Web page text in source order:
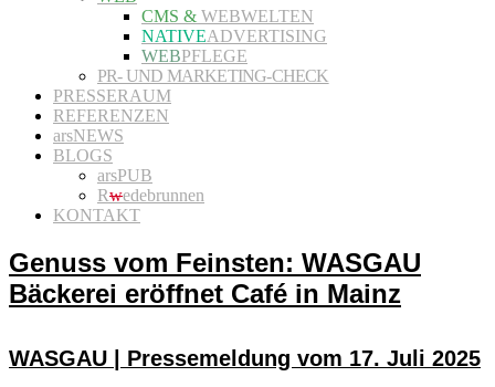
CMS & WEBWELTEN
NATIVEADVERTISING
WEBPFLEGE
PR- UND MARKETING-CHECK
PRESSERAUM
REFERENZEN
arsNEWS
BLOGS
arsPUB
Rwedebrunnen
KONTAKT
Genuss vom Feinsten: WASGAU
Bäckerei eröffnet Café in Mainz
WASGAU | Pressemeldung vom 17. Juli 2025